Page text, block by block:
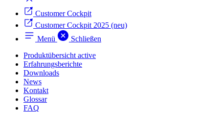
Customer Cockpit
Customer Cockpit 2025 (neu)
Menü
Schließen
Produktübersicht active
Erfahrungsberichte
Downloads
News
Kontakt
Glossar
FAQ